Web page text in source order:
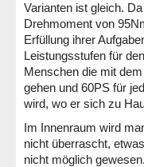
Varianten ist gleich.
Drehmoment von
Erfüllung ihrer
Leistungsstufen für
Menschen die mit
gehen und 60PS für
wird, wo er sich zu
Im Innenraum wird
nicht überrascht,
nicht möglich